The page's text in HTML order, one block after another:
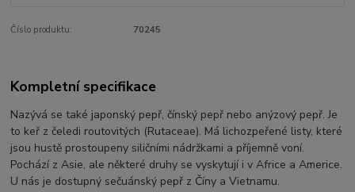
Číslo produktu: 70245
Kompletní specifikace
Nazývá se také japonský pepř, čínský pepř nebo anýzový pepř. Je
to keř z čeledi routovitých (Rutaceae). Má lichozpeřené listy, které
jsou hustě prostoupeny siličními nádržkami a příjemně voní.
Pochází z Asie, ale některé druhy se vyskytují i v Africe a Americe.
U nás je dostupný sečuánský pepř z Číny a Vietnamu.